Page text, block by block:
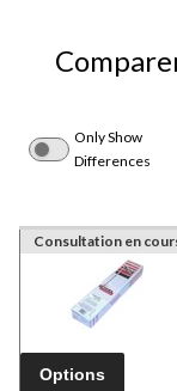
Only Show
Differences
Consultation en
Options